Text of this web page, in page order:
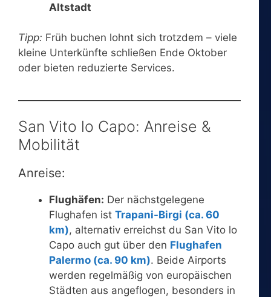
Altstadt
Tipp: Früh buchen lohnt sich trotzdem – viele
kleine Unterkünfte schließen Ende Oktober
oder bieten reduzierte Services.
San Vito lo Capo: Anreise &
Mobilität
Anreise:
Flughäfen: Der nächstgelegene
Flughafen ist Trapani-Birgi (ca. 60
km), alternativ erreichst du San Vito lo
Capo auch gut über den Flughafen
Palermo (ca. 90 km). Beide Airports
werden regelmäßig von europäischen
Städten aus angeflogen, besonders in